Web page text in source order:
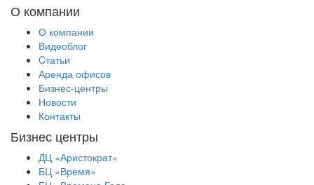
О компании
О компании
Видеоблог
Cтатьи
Аренда офисов
Бизнес-центры
Новости
Контакты
Бизнес центры
ДЦ «Аристократ»
БЦ «Время»